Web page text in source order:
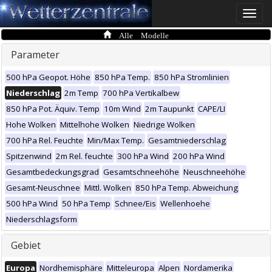
Toggle
Alle Modelle
Parameter
500 hPa Geopot. Höhe 850 hPa Temp. 850 hPa Stromlinien
Niederschlag 2m Temp 700 hPa Vertikalbew
850 hPa Pot. Äquiv. Temp 10m Wind 2m Taupunkt CAPE/LI
Hohe Wolken Mittelhohe Wolken Niedrige Wolken
700 hPa Rel. Feuchte Min/Max Temp. Gesamtniederschlag
Spitzenwind 2m Rel. feuchte 300 hPa Wind 200 hPa Wind
Gesamtbedeckungsgrad Gesamtschneehöhe Neuschneehöhe
Gesamt-Neuschnee Mittl. Wolken 850 hPa Temp. Abweichung
500 hPa Wind 50 hPa Temp Schnee/Eis Wellenhoehe
Niederschlagsform
Gebiet
Europa Nordhemisphäre Mitteleuropa Alpen Nordamerika